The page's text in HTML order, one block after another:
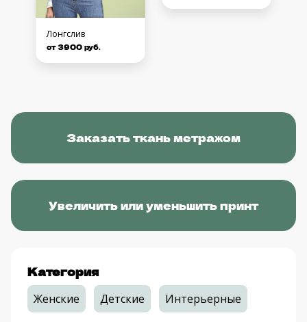
Лонгслив
от 3900 руб.
Заказать ткань метражом
Увеличить или уменьшить принт
Категория
Женские Детские Интерьерные